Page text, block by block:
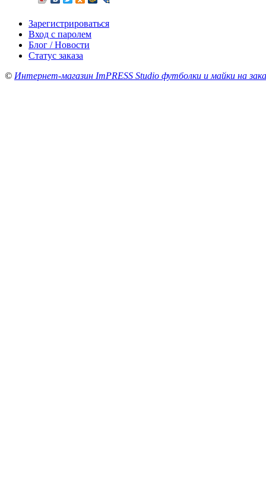
Зарегистрироваться
Вход с паролем
Блог / Новости
Статус заказа
© Интернет-магазин ImPRESS Studio футболки и майки на